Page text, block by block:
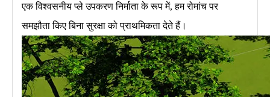
एक विश्वसनीय प्ले उपकरण निर्माता के रूप में, हम रोमांच पर
समझौता किए बिना सुरक्षा को प्राथमिकता देते हैं।